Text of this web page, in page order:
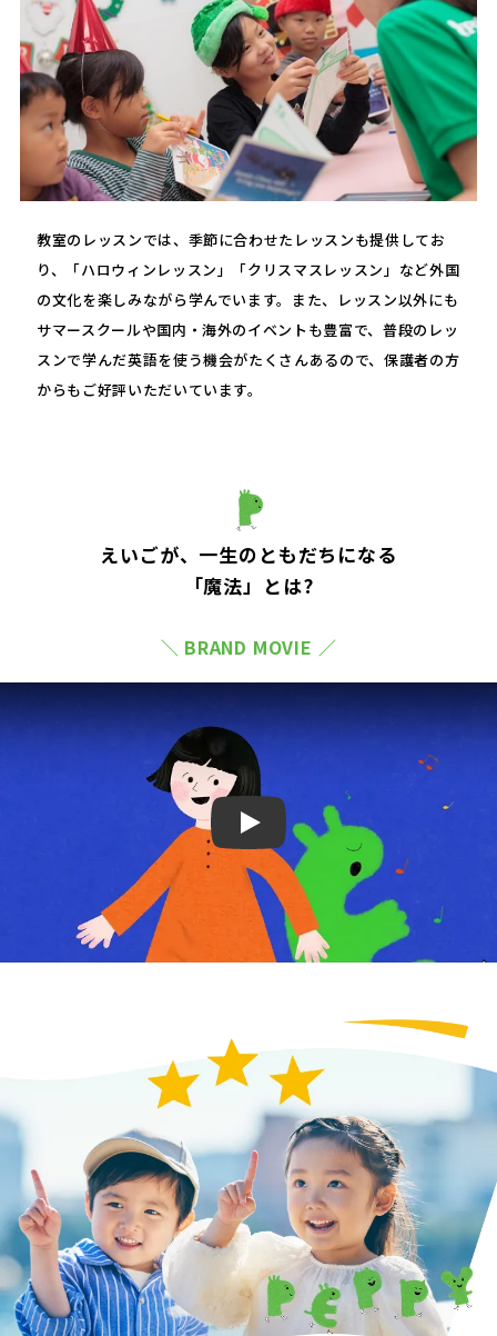
教室のレッスンでは、季節に合わせたレッスンも提供してお
り、「ハロウィンレッスン」「クリスマスレッスン」など外国
の文化を楽しみながら学んでいます。また、レッスン以外にも
サマースクールや国内・海外のイベントも豊富で、普段のレッ
スンで学んだ英語を使う機会がたくさんあるので、保護者の方
からもご好評いただいています。
えいごが、一生のともだちになる
「魔法」とは?
＼ BRAND MOVIE ／